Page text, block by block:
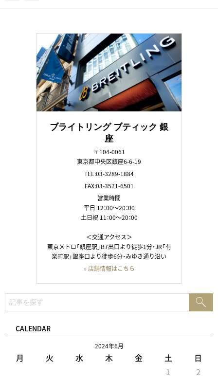
ブライトリング ブティック 銀
座
〒104-0061
東京都中央区銀座6-6-19
TEL:03-3289-1884
FAX:03-3571-6501
営業時間
平日 12：00～20：00
土日祝 11：00～20：00
＜交通アクセス＞
東京メトロ「銀座駅」B7出口より徒歩1分・JR「有
楽町駅」銀座口より徒歩6分・みゆき通り沿い
» 店舗情報はこちら
索:
CALENDAR
2024年6月
月 火 水 木 金 土 日
1
2